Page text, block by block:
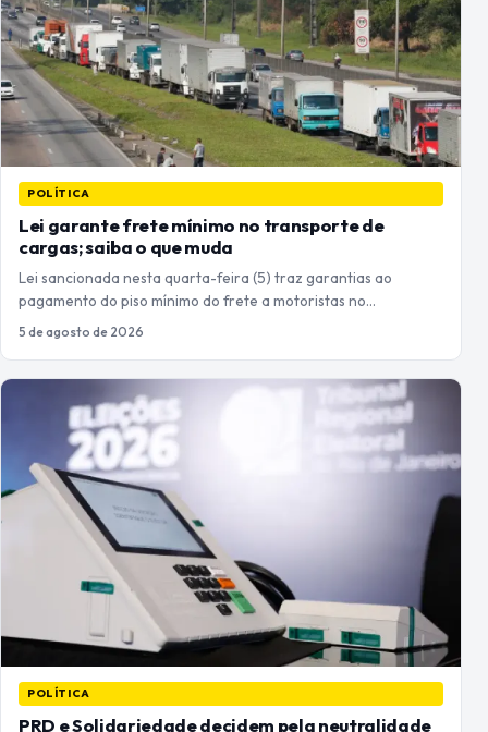
POLÍTICA
Lei garante frete mínimo no transporte de
cargas; saiba o que muda
Lei sancionada nesta quarta-feira (5) traz garantias ao
pagamento do piso mínimo do frete a motoristas no…
5 de agosto de 2026
POLÍTICA
PRD e Solidariedade decidem pela neutralidade